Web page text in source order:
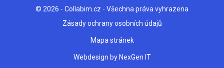
© 2026 - Collabim.cz - Všechna práva vyhrazena
Zásady ochrany osobních údajů
Mapa stránek
Webdesign by NexGen IT